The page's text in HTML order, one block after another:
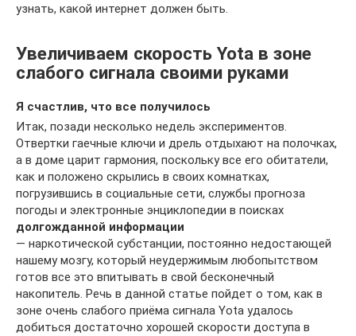
узнать, какой интернет должен быть.
Увеличиваем скорость Yota в зоне
слабого сигнала своими руками
Я счастлив, что все получилось
Итак, позади несколько недель экспериментов.
Отвертки гаечные ключи и дрель отдыхают на полочках,
а в доме царит гармония, поскольку все его обитатели,
как и положено скрылись в своих комнатках,
погрузившись в социальные сети, службы прогноза
погоды и электронные энциклопедии в поисках
долгожданной информации
— наркотической субстанции, постоянно недостающей
нашему мозгу, который неудержимым любопытством
готов все это впитывать в свой бесконечный
накопитель. Речь в данной статье пойдет о том, как в
зоне очень слабого приёма сигнала Yota удалось
добиться достаточно хорошей скорости доступа в